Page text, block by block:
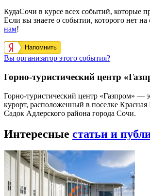
КудаСочи в курсе всех событий, которые
Если вы знаете о событии, которого нет на
нам!
Напомнить
Вы организатор этого события?
Горно-туристический центр
Горно-туристический центр «Газпром» —
курорт, расположенный в поселке
Садок Адлерского района города Сочи.
Интересные статьи и